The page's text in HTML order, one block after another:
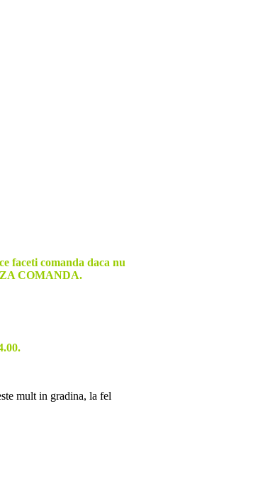
faceti comanda daca nu
COMANDA.
mult in gradina, la fel